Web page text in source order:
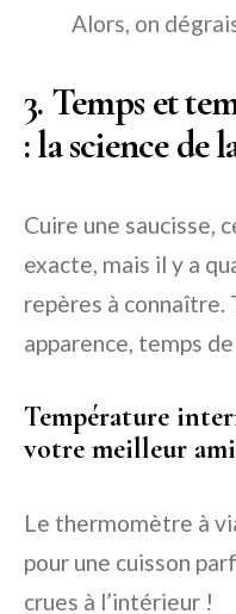
Alors, on
3. Temps et
: la science de
Cuire une saucisse,
exacte, mais il y a
repères à
apparence, temps
Température
votre meilleur ami
Le thermomètre à
pour une cuisson
crues à l’intérieur !